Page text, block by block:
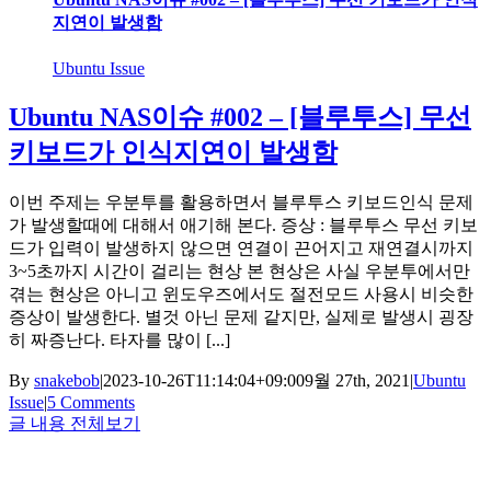
지연이 발생함
Ubuntu Issue
Ubuntu NAS이슈 #002 – [블루투스] 무선
키보드가 인식지연이 발생함
이번 주제는 우분투를 활용하면서 블루투스 키보드인식 문제
가 발생할때에 대해서 애기해 본다. 증상 : 블루투스 무선 키보
드가 입력이 발생하지 않으면 연결이 끈어지고 재연결시까지
3~5초까지 시간이 걸리는 현상 본 현상은 사실 우분투에서만
겪는 현상은 아니고 윈도우즈에서도 절전모드 사용시 비슷한
증상이 발생한다. 별것 아닌 문제 같지만, 실제로 발생시 굉장
히 짜증난다. 타자를 많이 [...]
By snakebob|2023-10-26T11:14:04+09:009월 27th, 2021 |Ubuntu
Issue|5 Comments
글 내용 전체보기